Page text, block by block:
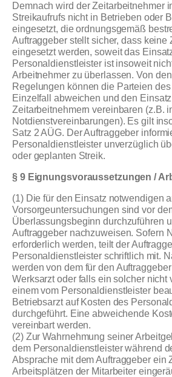
Demnach wird der Zeitarbeitnehmer
Streikaufrufs nicht in Betrieben oder
eingesetzt, die ordnungsgemäß
Auftraggeber stellt sicher, dass keine
eingesetzt werden, soweit das
Personaldienstleister ist insoweit
Arbeitnehmer zu überlassen. Von
Regelungen können die Parteien
Einzelfall abweichen und den
Zeitarbeitnehmern vereinbaren (z.B.
Notdienstvereinbarungen). Es gilt
Satz 2 AÜG. Der Auftraggeber
Personaldienstleister unverzüglich
oder geplanten Streik.
§ 9 Eignungsvoraussetzungen /
(1) Die für den Einsatz notwendigen
Vorsorgeuntersuchungen sind vor
Überlassungsbeginn durchzuführen
Auftraggeber nachzuweisen. Sofern
erforderlich werden, teilt der
Personaldienstleister schriftlich mit.
werden von dem für den
Werksarzt oder falls ein solcher nicht
einem vom Personaldienstleister
Betriebsarzt auf Kosten des
durchgeführt. Eine abweichende
vereinbart werden.
(2) Zur Wahrnehmung seiner
dem Personaldienstleister während
Absprache mit dem Auftraggeber ein
Arbeitsplätzen der Mitarbeiter